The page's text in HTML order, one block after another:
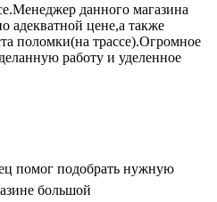
данного магазина
адекватной цене,а также
поломки(на трассе).Огромное
работу и уделенное
помог подобрать нужную
большой